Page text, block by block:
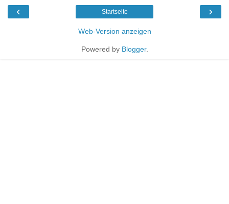
‹ ›
Startseite
Web-Version anzeigen
Powered by Blogger.